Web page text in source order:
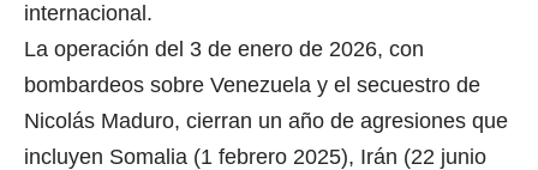
internacional.
La operación del 3 de enero de 2026, con
bombardeos sobre Venezuela y el secuestro de
Nicolás Maduro, cierran un año de agresiones que
incluyen Somalia (1 febrero 2025), Irán (22 junio